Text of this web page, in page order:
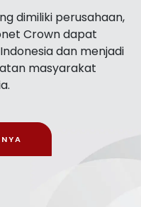
dimiliki perusahaan,
Crown dapat
dan menjadi
masyarakat